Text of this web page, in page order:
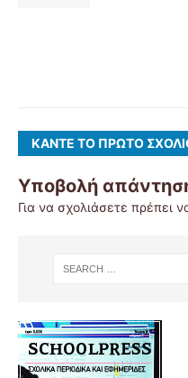
ΚΆΝΤΕ ΤΟ ΠΡΏΤΟ
Υποβολή
Για να σχολιάσετε πρέπει